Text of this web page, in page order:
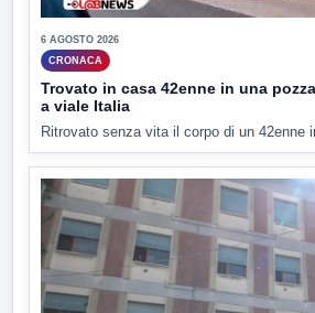
6 AGOSTO 2026
CRONACA
Trovato in casa 42enne in una
a viale Italia
Ritrovato senza vita il corpo di un 42enne